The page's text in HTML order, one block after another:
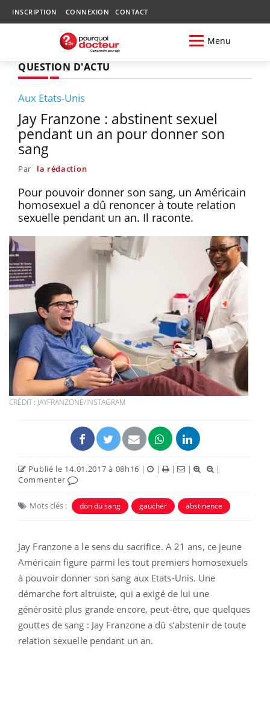
INSCRIPTION CONNEXION CONTACT
Menu
QUESTION D'ACTU
Aux Etats-Unis
Jay Franzone : abstinent sexuel
pendant un an pour donner son
sang
Par la rédaction
Pour pouvoir donner son sang, un Américain
homosexuel a dû renoncer à toute relation
sexuelle pendant un an. Il raconte.
CRÉDIT : JAYFRANZONE/INSTAGRAM
Publié le 14.01.2017 à 08h16 | | | |
|
Commenter
Mots clés : don du sang gaucher abstinence
Jay Franzone a le sens du sacrifice. A 21 ans, ce jeune
Américain figure parmi les tout premiers homosexuels
à pouvoir donner son sang aux Etats-Unis. Une
démarche fort altruiste, qui a exigé de lui une
générosité plus grande encore, peut-être, que quelques
gouttes de sang : Jay Franzone a dû s’abstenir de toute
relation sexuelle pendant un an.